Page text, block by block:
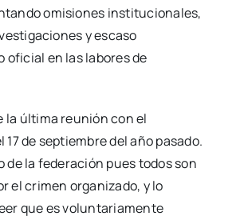
omisiones institucionales,
y escaso
oficial en las labores de
la última reunión con el
de septiembre del año pasado.
de la federación pues todos son
el crimen organizado, y lo
que es voluntariamente